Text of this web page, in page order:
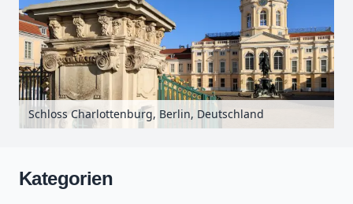
Schloss Charlottenburg, Berlin, Deutschland
Kategorien